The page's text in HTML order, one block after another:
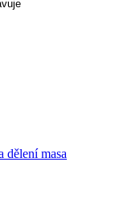
masa